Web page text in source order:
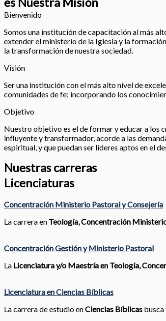
Bienvenido
Somos una institución de capacitación al más
extender el ministerio de la Iglesia y la
la transformación de nuestra sociedad.
Visión
Ser una institución con el más alto nivel de
comunidades de fe; incorporando los
Objetivo
Nuestro objetivo es el de formar y educar a los
influyente y transformador, acorde a las
espiritual, y que puedan ser líderes aptos en el
Nuestras carreras
Licenciaturas
Concentración Ministerio Pastoral y Consejería
La carrera en Teología, Concentración
Concentración Gestión y Ministerio Pastoral
La Licenciatura y/o Maestría en Teología,
Licenciatura en Ciencias Bíblicas
La carrera de estudio enCiencias Bíblicas